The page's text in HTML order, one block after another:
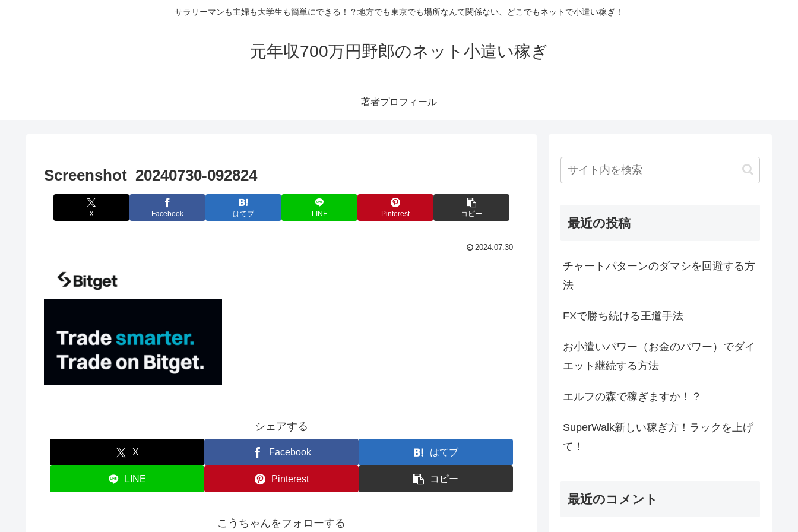
サラリーマンも主婦も大学生も簡単にできる！？地方でも東京でも場所なんて関係ない、どこでもネットで小遣い稼ぎ！
元年収700万円野郎のネット小遣い稼ぎ
著者プロフィール
Screenshot_20240730-092824
X Facebook はてブ LINE Pinterest コピー
2024.07.30
シェアする
X Facebook はてブ
LINE Pinterest コピー
こうちゃんをフォローする
最近の投稿
チャートパターンのダマシを回避する方
法
FXで勝ち続ける王道手法
お小遣いパワー（お金のパワー）でダイ
エット継続する方法
エルフの森で稼ぎますか！？
SuperWalk新しい稼ぎ方！ラックを上げ
て！
最近のコメント